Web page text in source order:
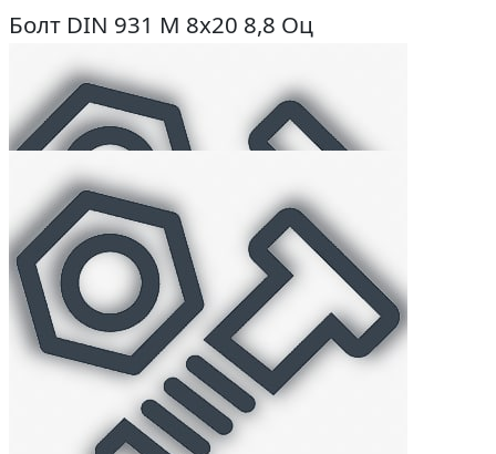
Болт DIN 931 М 8х20 8,8 Оц